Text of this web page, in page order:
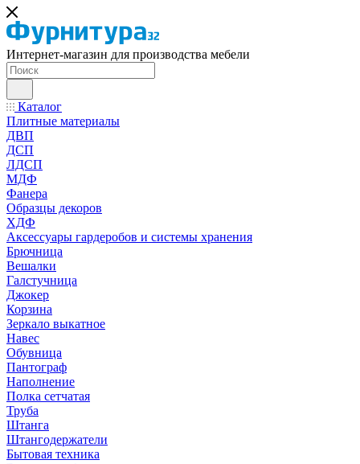
Интернет-магазин для производства мебели
Каталог
Плитные материалы
ДВП
ДСП
ЛДСП
МДФ
Фанера
Образцы декоров
ХДФ
Аксессуары гардеробов и системы хранения
Брючница
Вешалки
Галстучница
Джокер
Корзина
Зеркало выкатное
Навес
Обувница
Пантограф
Наполнение
Полка сетчатая
Труба
Штанга
Штангодержатели
Бытовая техника